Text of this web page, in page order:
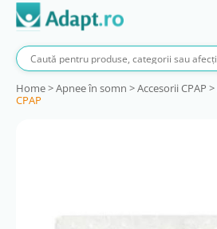
Home>Apnee în somn >Accesorii CPAP >
CPAP